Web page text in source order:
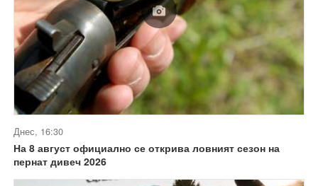
Днес, 16:30
На 8 август официално се открива ловният сезон на
пернат дивеч 2026